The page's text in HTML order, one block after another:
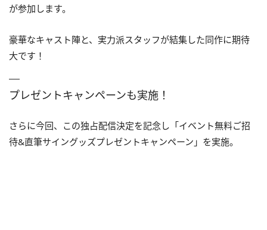
が参加します。
豪華なキャスト陣と、実力派スタッフが結集した同作に期待
大です！
プレゼントキャンペーンも実施！
さらに今回、この独占配信決定を記念し「イベント無料ご招
待&直筆サイングッズプレゼントキャンペーン」を実施。